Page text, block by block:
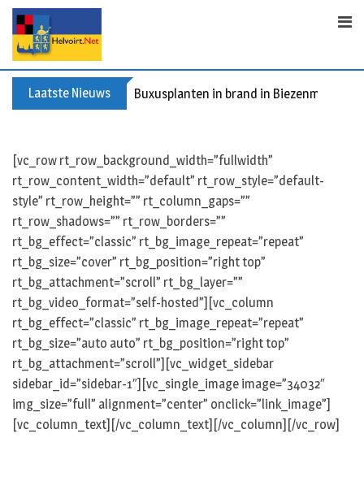
Skip
content
Laatste Nieuws Buxusplanten in brand in Biezenmortel,
[vc_row rt_row_background_width=”fullwidth”
rt_row_content_width=”default” rt_row_style=”default-
style” rt_row_height=”” rt_column_gaps=””
rt_row_shadows=”” rt_row_borders=””
rt_bg_effect=”classic” rt_bg_image_repeat=”repeat”
rt_bg_size=”cover” rt_bg_position=”right top”
rt_bg_attachment=”scroll” rt_bg_layer=””
rt_bg_video_format=”self-hosted”][vc_column
rt_bg_effect=”classic” rt_bg_image_repeat=”repeat”
rt_bg_size=”auto auto” rt_bg_position=”right top”
rt_bg_attachment=”scroll”][vc_widget_sidebar
sidebar_id=”sidebar-1″][vc_single_image image=”34032″
img_size=”full” alignment=”center” onclick=”link_image”]
[vc_column_text][/vc_column_text][/vc_column][/vc_row]